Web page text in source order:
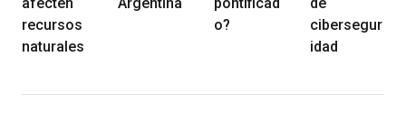
afecten
recursos
naturales
Argentina
pontificad
o?
de
cibersegur
idad